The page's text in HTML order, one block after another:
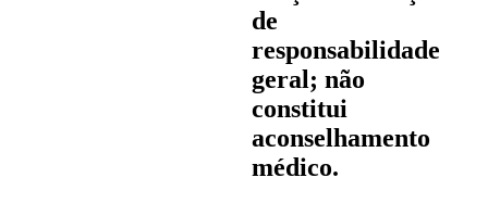
de
responsabilidade
geral; não
constitui
aconselhamento
médico.